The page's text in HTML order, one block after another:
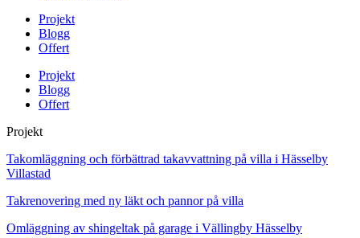
Projekt
Blogg
Offert
Projekt
Blogg
Offert
Projekt
Takomläggning och förbättrad takavvattning på villa i Hässelby
Villastad
Takrenovering med ny läkt och pannor på villa
Omläggning av shingeltak på garage i Vällingby Hässelby